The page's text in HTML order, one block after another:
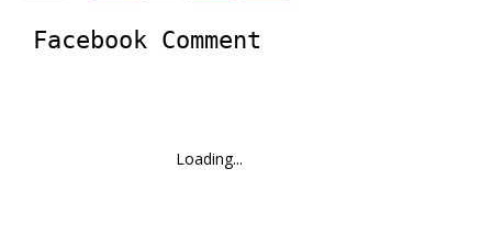
Facebook Comment
Loading...